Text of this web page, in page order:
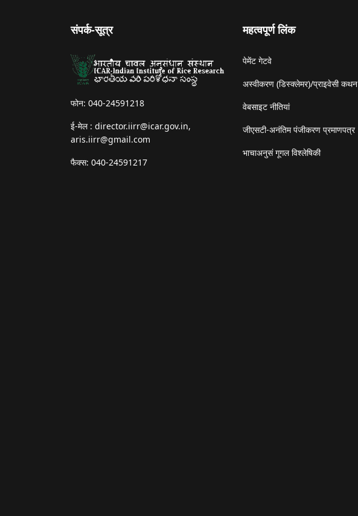
संपर्क-सूत्र
फोन: 040-24591218
ई-मेल : director.iirr@icar.gov.in,
aris.iirr@gmail.com
फैक्स: 040-24591217
महत्वपूर्ण लिंक
पेमेंट गेटवे
अस्वीकरण (डिस्क्लेमर)/प्राइवेसी कथन
वेबसाइट नीतियां
जीएसटी-अनंतिम पंजीकरण प्रमाणपत्र
भाचाअनुसं गूगल विश्लेषिकी